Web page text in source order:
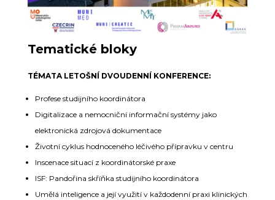
Tematické bloky
TÉMATA LETOŠNÍ DVOUDENNÍ KONFERENCE:
Profese studijního koordinátora
Digitalizace a nemocniční informační systémy jako
elektronická zdrojová dokumentace
Životní cyklus hodnoceného léčivého přípravku v centru
Inscenace situací z koordinátorské praxe
ISF: Pandořina skříňka studijního koordinátora
Umělá inteligence a její využití v každodenní praxi klinických